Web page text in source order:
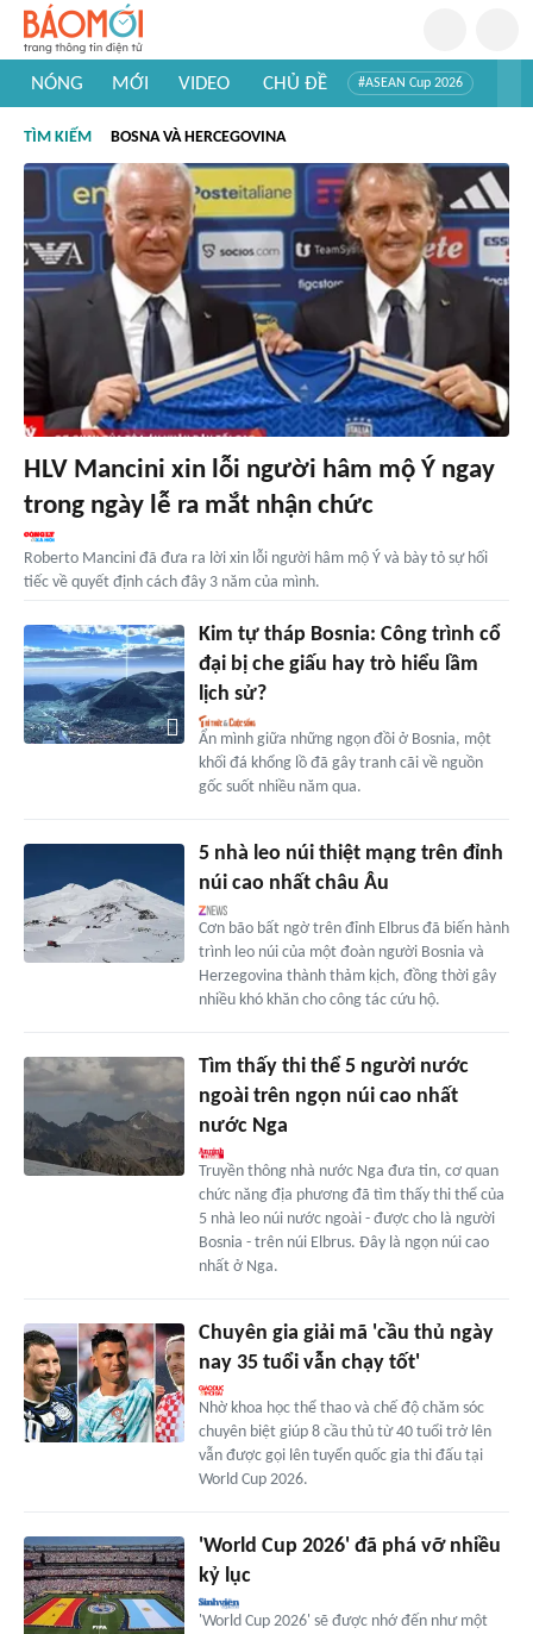
NÓNG MỚI VIDEO CHỦ ĐỀ #ASEAN Cup 2026
#Khám phá thế giới
TÌM KIẾM BOSNA VÀ HERCEGOVINA
HLV Mancini xin lỗi người hâm mộ Ý ngay
trong ngày lễ ra mắt nhận chức
Roberto Mancini đã đưa ra lời xin lỗi người hâm mộ Ý và bày tỏ sự hối
tiếc về quyết định cách đây 3 năm của mình.
Kim tự tháp Bosnia: Công trình cổ
đại bị che giấu hay trò hiểu lầm
lịch sử?
Ẩn mình giữa những ngọn đồi ở Bosnia, một
khối đá khổng lồ đã gây tranh cãi về nguồn
gốc suốt nhiều năm qua.
5 nhà leo núi thiệt mạng trên đỉnh
núi cao nhất châu Âu
Cơn bão bất ngờ trên đỉnh Elbrus đã biến hành
trình leo núi của một đoàn người Bosnia và
Herzegovina thành thảm kịch, đồng thời gây
nhiều khó khăn cho công tác cứu hộ.
Tìm thấy thi thể 5 người nước
ngoài trên ngọn núi cao nhất
nước Nga
Truyền thông nhà nước Nga đưa tin, cơ quan
chức năng địa phương đã tìm thấy thi thể của
5 nhà leo núi nước ngoài - được cho là người
Bosnia - trên núi Elbrus. Đây là ngọn núi cao
nhất ở Nga.
Chuyên gia giải mã 'cầu thủ ngày
nay 35 tuổi vẫn chạy tốt'
Nhờ khoa học thể thao và chế độ chăm sóc
chuyên biệt giúp 8 cầu thủ từ 40 tuổi trở lên
vẫn được gọi lên tuyển quốc gia thi đấu tại
World Cup 2026.
'World Cup 2026' đã phá vỡ nhiều
kỷ lục
'World Cup 2026' sẽ được nhớ đến như một